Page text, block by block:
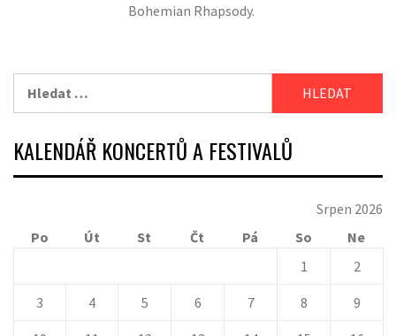
Bohemian Rhapsody.
KALENDÁŘ KONCERTŮ A FESTIVALŮ
Srpen 2026
Po
Út St Čt Pá So
Ne
1
2
3 4 5 6 7 8 9